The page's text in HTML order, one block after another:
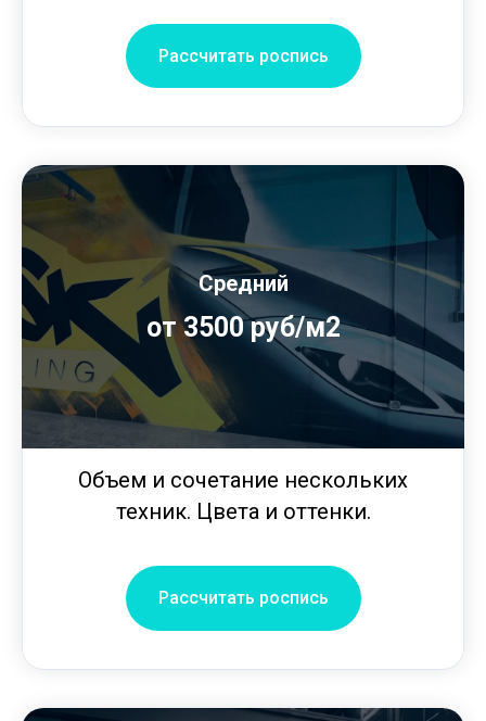
Рассчитать роспись
Средний
от 3500 руб/м2
Объем и сочетание нескольких
техник. Цвета и оттенки.
Рассчитать роспись